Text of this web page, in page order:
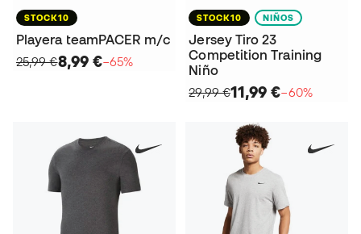
STOCK10
Playera teamPACER m/c
25,99 €8,99 €−65%
STOCK10 NIÑOS
Jersey Tiro 23
Competition Training
Niño
29,99 €11,99 €−60%